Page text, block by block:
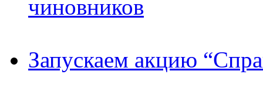
чиновников
Запускаем акцию